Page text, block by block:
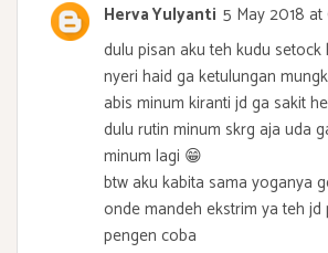
Herva Yulyanti 5 May 2018
dulu pisan aku teh kudu setock
nyeri haid ga ketulungan
abis minum kiranti jd ga sakit
dulu rutin minum skrg aja uda
minum lagi 😁
btw aku kabita sama yoganya
onde mandeh ekstrim ya teh jd
pengen coba